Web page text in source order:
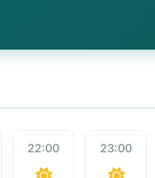
22:00 23:00